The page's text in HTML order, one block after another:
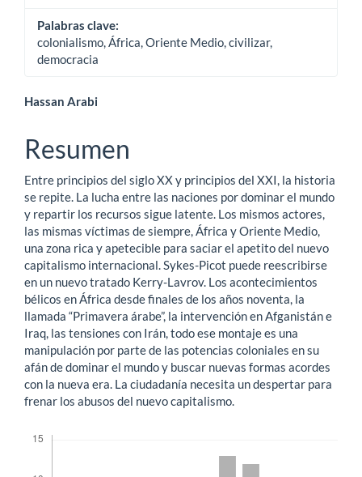
Palabras clave:
colonialismo, África, Oriente Medio, civilizar,
democracia
Contenido
principal
del
artículo
Hassan Arabi
Resumen
Entre principios del siglo XX y principios del XXI, la historia
se repite. La lucha entre las naciones por dominar el mundo
y repartir los recursos sigue latente. Los mismos actores,
las mismas víctimas de siempre, África y Oriente Medio,
una zona rica y apetecible para saciar el apetito del nuevo
capitalismo internacional. Sykes-Picot puede reescribirse
en un nuevo tratado Kerry-Lavrov. Los acontecimientos
bélicos en África desde finales de los años noventa, la
llamada “Primavera árabe”, la intervención en Afganistán e
Iraq, las tensiones con Irán, todo ese montaje es una
manipulación por parte de las potencias coloniales en su
afán de dominar el mundo y buscar nuevas formas acordes
con la nueva era. La ciudadanía necesita un despertar para
frenar los abusos del nuevo capitalismo.